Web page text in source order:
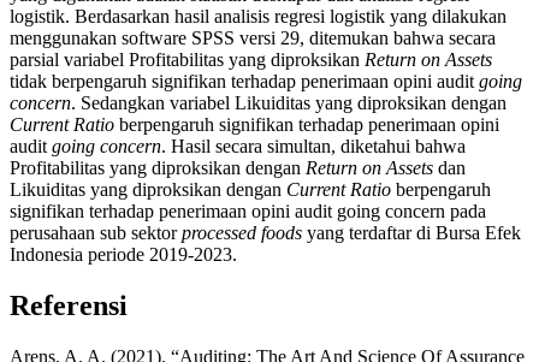
logistik. Berdasarkan hasil analisis regresi logistik yang dilakukan
menggunakan software SPSS versi 29, ditemukan bahwa secara
parsial variabel Profitabilitas yang diproksikan Return on Assets
tidak berpengaruh signifikan terhadap penerimaan opini audit going
concern. Sedangkan variabel Likuiditas yang diproksikan dengan
Current Ratio berpengaruh signifikan terhadap penerimaan opini
audit going concern. Hasil secara simultan, diketahui bahwa
Profitabilitas yang diproksikan dengan Return on Assets dan
Likuiditas yang diproksikan dengan Current Ratio berpengaruh
signifikan terhadap penerimaan opini audit going concern pada
perusahaan sub sektorprocessed foods yang terdaftar di Bursa Efek
Indonesia periode 2019-2023.
Referensi
Arens, A. A. (2021). “Auditing: The Art And Science Of Assurance